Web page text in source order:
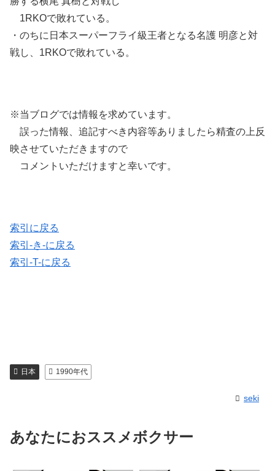
1RKOで敗れている。
・のちに日本スーパーフライ級王者となる名護 明彦と対
戦し、1RKOで敗れている。
※当ブログでは情報を求めています。
誤った情報、追記すべき内容等ありましたら精査の上反
映させていただきますので
コメントいただけますと幸いです。
索引に戻る
索引-き-に戻る
索引-T-に戻る
日本 1990年代
seki
あなたにおススメボクサー